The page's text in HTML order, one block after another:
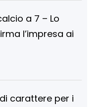
a 7 – Lo
l’impresa ai
carattere per i